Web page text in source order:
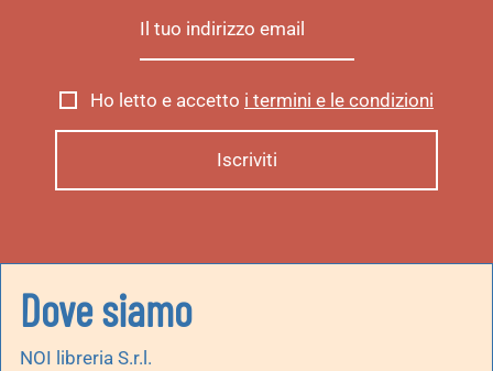
Ho letto e accetto i termini e le condizioni
Dove siamo
NOI libreria S.r.l.